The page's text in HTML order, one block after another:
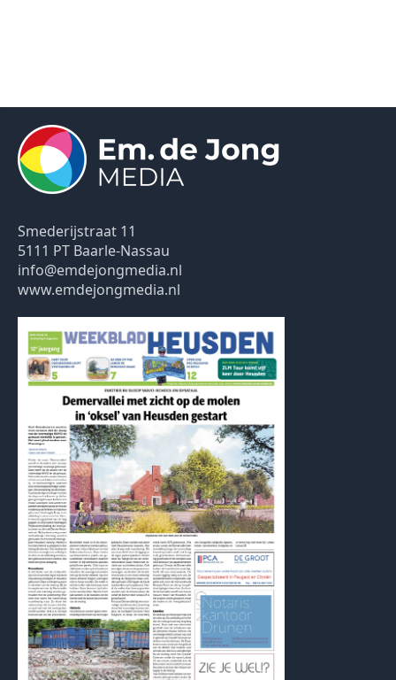
Smederijstraat 11
5111 PT Baarle-Nassau
info@emdejongmedia.nl
www.emdejongmedia.nl